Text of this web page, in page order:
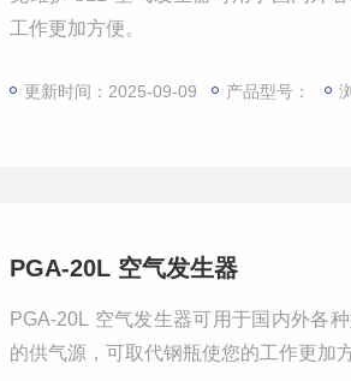
工作更加方便。
更新时间：2025-09-09 产品型号：
PGA-20L 空气发生器
PGA-20L 空气发生器可用于国内外各
的供气源，可取代钢瓶使您的工作更加